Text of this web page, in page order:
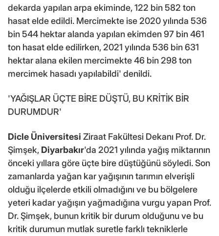
dekarda yapılan arpa ekiminde, 122 bin 582 ton
hasat elde edildi. Mercimekte ise 2020 yılında 536
bin 544 hektar alanda yapılan ekimden 97 bin 461
ton hasat elde edilirken, 2021 yılında 536 bin 631
hektar alana ekilen mercimekte 46 bin 298 ton
mercimek hasadı yapılabildi' denildi.
'YAĞIŞLAR ÜÇTE BİRE DÜŞTÜ, BU KRİTİK BİR
DURUMDUR'
Dicle Üniversitesi Ziraat Fakültesi Dekanı Prof. Dr.
Şimşek, Diyarbakır'da 2021 yılında yağış miktarının
önceki yıllara göre üçte bire düştüğünü söyledi. Son
zamanlarda yağan kar yağışının tarımın elverişli
olduğu ilçelerde etkili olmadığını ve bu bölgelere
yeteri kadar yağışın yağmadığına vurgu yapan Prof.
Dr. Şimşek, bunun kritik bir durum olduğunu ve bu
kritik durumun mutlak suretle farklı tekniklerle